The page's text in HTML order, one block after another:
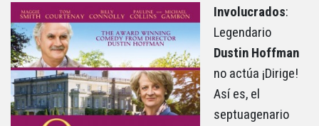
Involucrados:
Legendario
Dustin Hoffman
no actúa ¡Dirige!
Así es, el
septuagenario